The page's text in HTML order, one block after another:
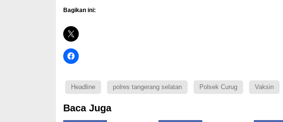
Bagikan ini:
Headline polres tangerang selatan Polsek Curug Vaksin
Baca Juga